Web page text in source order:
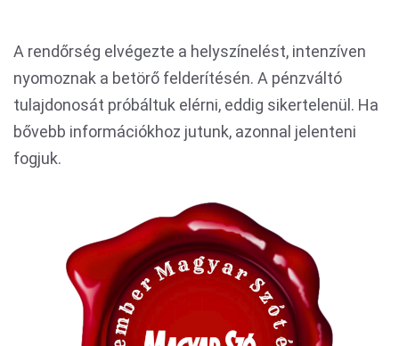
A rendőrség elvégezte a helyszínelést, intenzíven
nyomoznak a betörő felderítésén. A pénzváltó
tulajdonosát próbáltuk elérni, eddig sikertelenül. Ha
bővebb információkhoz jutunk, azonnal jelenteni
fogjuk.